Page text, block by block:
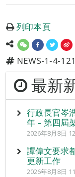
列印本頁
NEWS-1-4-
最新
行政長官岑
年 – 第四屆
2026年8月8日
譚偉文要求
更新工作
2026年8月8日